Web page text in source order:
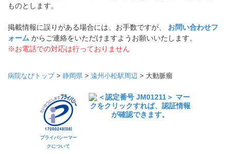
ものとします。
掲載情報に誤りがある場合には、お手数ですが、 お問い合わせフ
ォーム からご連絡をいただけますようお願いいたします。
※お電話での対応は行っておりません
病院なびトップ> 静岡県 > 遠州小松駅周辺 > 大動脈瘤
プライバシーマー
クについて